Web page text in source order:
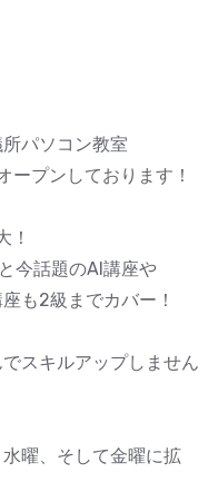
所パソコン教室
プンしております！
！
今話題のAI講座や
も2級までカバー！
スキルアップしません
曜、そして金曜に拡